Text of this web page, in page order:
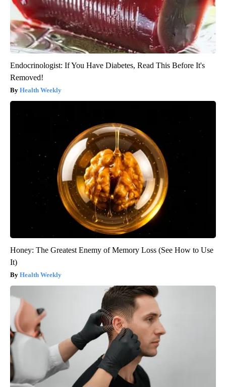
Endocrinologist: If You Have Diabetes, Read This Before It's
Removed!
Health Weekly
Honey: The Greatest Enemy of Memory Loss (See How to Use
It)
Health Weekly